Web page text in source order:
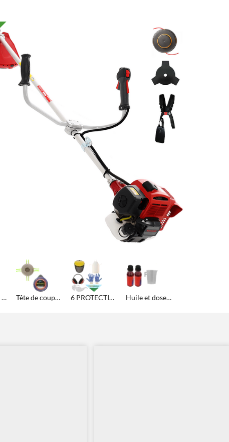
Tête Tap&Go auto rechargeable additionnelle Tête de coupe multi-fils et Fil hexagonal 6 PROTECTIONS Huile et doseur